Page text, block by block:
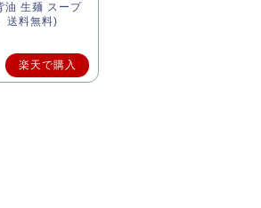
油 生麺 スープ
送料無料)
楽天で購入